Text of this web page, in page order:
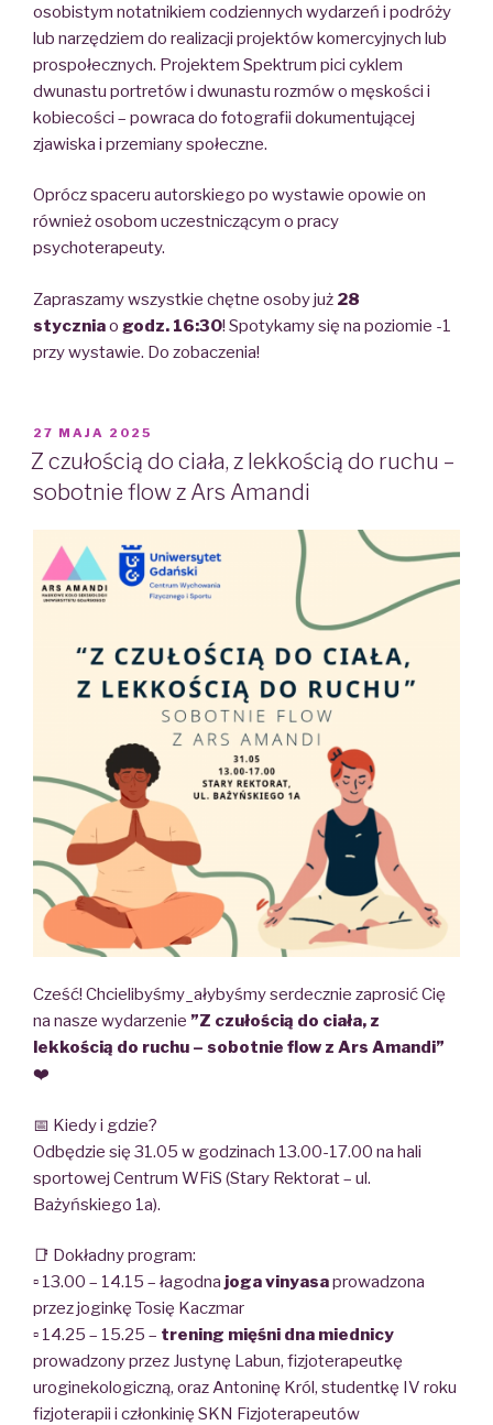
osobistym notatnikiem codziennych wydarzeń i podróży
lub narzędziem do realizacji projektów komercyjnych lub
prospołecznych. Projektem Spektrum pici cyklem
dwunastu portretów i dwunastu rozmów o męskości i
kobiecości – powraca do fotografii dokumentującej
zjawiska i przemiany społeczne.
Oprócz spaceru autorskiego po wystawie opowie on
również osobom uczestniczącym o pracy
psychoterapeuty.
Zapraszamy wszystkie chętne osoby już 28
styczniao godz. 16:30! Spotykamy się na poziomie -1
przy wystawie. Do zobaczenia!
POSTED
ON
27 MAJA 2025
Z czułością do ciała, z lekkością do ruchu –
sobotnie flow z Ars Amandi
Cześć! Chcielibyśmy_ałybyśmy serdecznie zaprosić Cię
na nasze wydarzenie ”Z czułością do ciała, z
lekkością do ruchu – sobotnie flow z Ars Amandi”
❤️
📅 Kiedy i gdzie?
Odbędzie się 31.05 w godzinach 13.00-17.00 na hali
sportowej Centrum WFiS (Stary Rektorat – ul.
Bażyńskiego 1a).
📑 Dokładny program:
▫️ 13.00 – 14.15 – łagodna joga vinyasaprowadzona
przez joginkę Tosię Kaczmar
▫️ 14.25 – 15.25 – trening mięśni dna miednicy
prowadzony przez Justynę Labun, fizjoterapeutkę
uroginekologiczną, oraz Antoninę Król, studentkę IV roku
fizjoterapii i członkinię SKN Fizjoterapeutów